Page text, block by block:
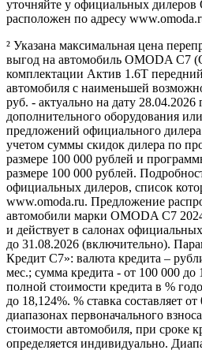
уточняйте у официальных
расположен по адресу
² Указана максимальная цена
выгод на автомобиль OMODA
комплектации Актив 1.6T
автомобиля с наименьшей
руб. - актуально на дату 28.04.2026
дополнительного оборудования
предложений официального
учетом суммы скидок дилера по
размере 100 000 рублей и
размере 100 000 рублей.
официальных дилеров, список
www.omoda.ru. Предложение
автомобили марки OMODA C7
и действует в салонах
до 31.08.2026 (включительно).
Кредит C7»: валюта кредита –
мес.; сумма кредита - от 100 000 до
полной стоимости кредита в %
до 18,124%. % ставка составляет
диапазонах первоначального
стоимости автомобиля, при сроке
определяется индивидуально.